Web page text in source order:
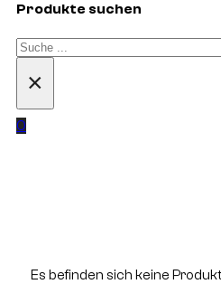
Produkte suchen
Suchen
×
0
Es befinden sich keine